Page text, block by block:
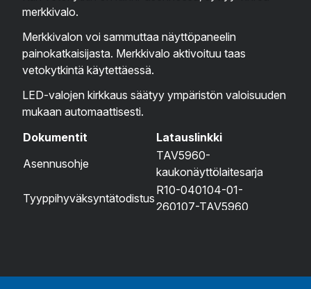
merkkivalo.
Merkkivalon voi sammuttaa näyttöpaneelin
painokatkaisijasta. Merkkivalo aktivoituu taas
vetokytkintä käytettäessä.
LED-valojen kirkkaus säätyy ympäristön valoisuuden
mukaan automaattisesti.
Dokumentit
Latauslinkki
Asennusohje
TAV5960-
kaukonäyttölaitesarja
Tyyppihyväksyntätodistus
R10-040104-01-
260107-TAV5960